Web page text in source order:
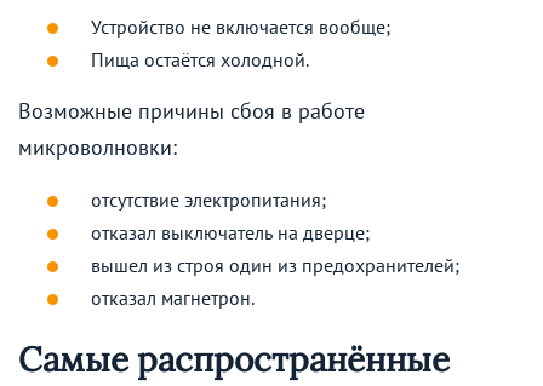
Устройство не включается вообще;
Пища остаётся холодной.
Возможные причины сбоя в работе
микроволновки:
отсутствие электропитания;
отказал выключатель на дверце;
вышел из строя один из предохранителей;
отказал магнетрон.
Самые распространённые